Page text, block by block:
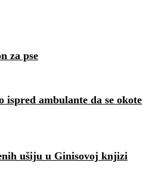
za pse
ispred ambulante da se okote
ušiju u Ginisovoj knjizi